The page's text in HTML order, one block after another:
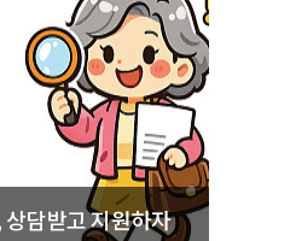
담받고 지원하자